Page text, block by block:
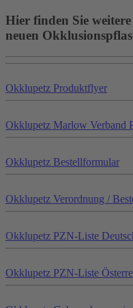
Hier finden Sie
neuen
Okklupetz Produktflyer
Okklupetz Marlow Verband
Okklupetz Bestellformular
Okklupetz Verordnung /
Okklupetz PZN-Liste
Okklupetz PZN-Liste